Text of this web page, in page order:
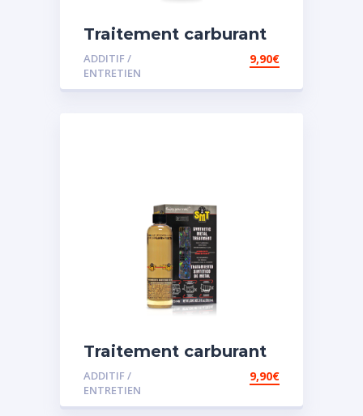
Traitement carburant
spécial diesel
ADDITIF /
ENTRETIEN
9,90€
Traitement carburant
spécial essence
ADDITIF /
ENTRETIEN
9,90€